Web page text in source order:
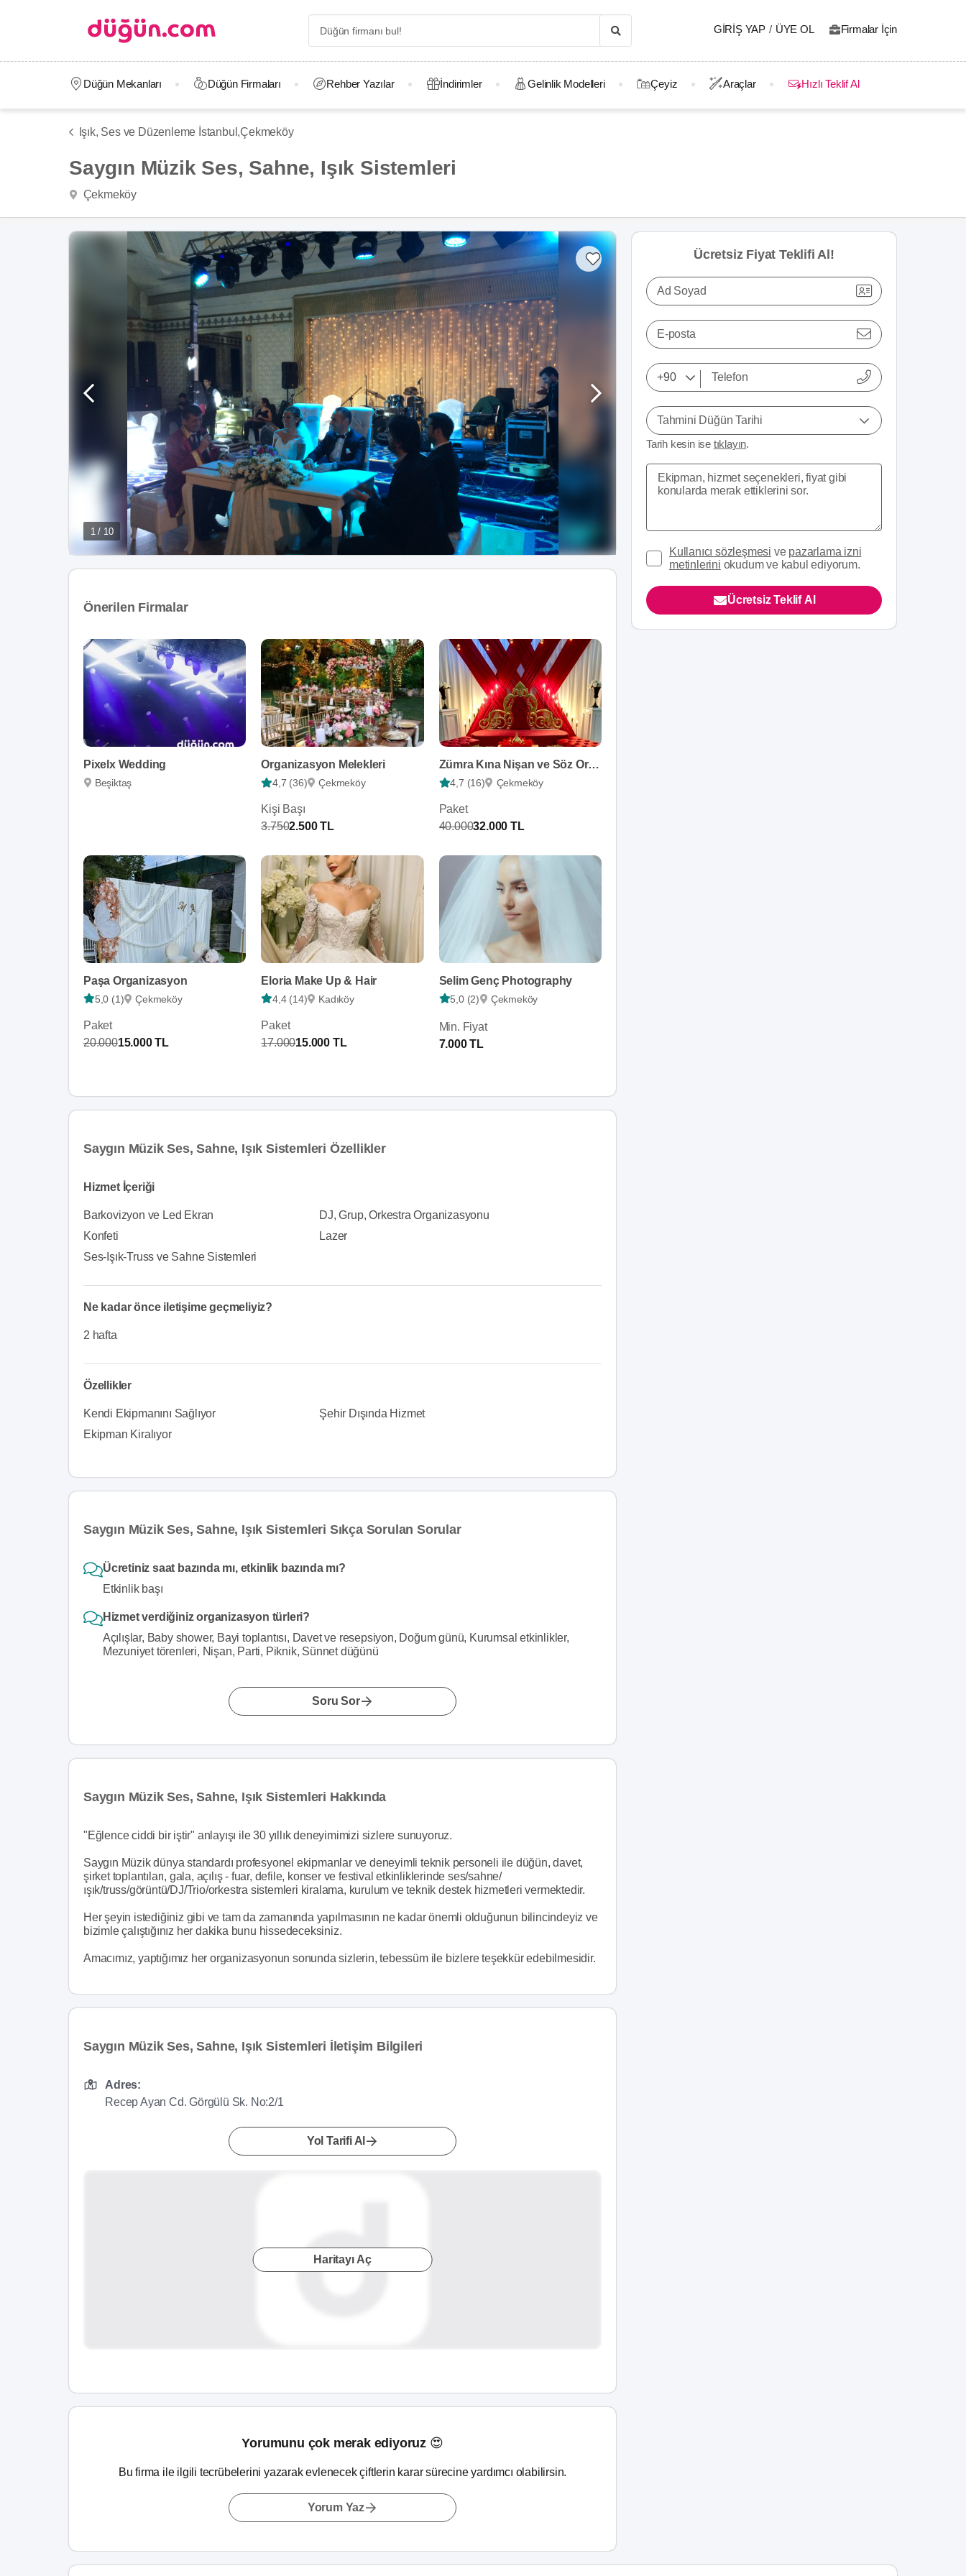
GIRIŞ YAP / ÜYE OL Firmalar İçin
Düğün Mekanları Düğün Firmaları Rehber Yazılar İndirimler Gelinlik Modelleri Çeyiz Araçlar Hızlı Teklif Al
Işık, Ses ve Düzenleme İstanbul,Çekmeköy
Saygın Müzik Ses, Sahne, Işık Sistemleri
Çekmeköy
1 / 10
Önerilen Firmalar
Pixelx Wedding
Beşiktaş
Organizasyon Melekleri
4,7 (36) Çekmeköy
Kişi Başı
3.7502.500 TL
Zümra Kına Nişan ve Söz Organizasyon
4,7 (16) Çekmeköy
Paket
40.00032.000 TL
Paşa Organizasyon
5,0 (1) Çekmeköy
Paket
20.00015.000 TL
Eloria Make Up & Hair
4,4 (14) Kadıköy
Paket
17.00015.000 TL
Selim Genç Photography
5,0 (2) Çekmeköy
Min. Fiyat
7.000 TL
Saygın Müzik Ses, Sahne, Işık Sistemleri Özellikler
Hizmet İçeriği
Barkovizyon ve Led Ekran
DJ, Grup, Orkestra Organizasyonu
Konfeti
Lazer
Ses-Işık-Truss ve Sahne Sistemleri
Ne kadar önce iletişime geçmeliyiz?
2 hafta
Özellikler
Kendi Ekipmanını Sağlıyor
Şehir Dışında Hizmet
Ekipman Kiralıyor
Saygın Müzik Ses, Sahne, Işık Sistemleri Sıkça Sorulan Sorular
Ücretiniz saat bazında mı, etkinlik bazında mı?
Etkinlik başı
Hizmet verdiğiniz organizasyon türleri?
Açılışlar, Baby shower, Bayi toplantısı, Davet ve resepsiyon, Doğum günü, Kurumsal etkinlikler,
Mezuniyet törenleri, Nişan, Parti, Piknik, Sünnet düğünü
Soru Sor
Saygın Müzik Ses, Sahne, Işık Sistemleri Hakkında
"Eğlence ciddi bir iştir" anlayışı ile 30 yıllık deneyimimizi sizlere sunuyoruz.
Saygın Müzik dünya standardı profesyonel ekipmanlar ve deneyimli teknik personeli ile düğün, davet,
şirket toplantıları, gala, açılış - fuar, defile, konser ve festival etkinliklerinde ses/sahne/
ışık/truss/görüntü/DJ/Trio/orkestra sistemleri kiralama, kurulum ve teknik destek hizmetleri vermektedir.
Her şeyin istediğiniz gibi ve tam da zamanında yapılmasının ne kadar önemli olduğunun bilincindeyiz ve
bizimle çalıştığınız her dakika bunu hissedeceksiniz.
Amacımız, yaptığımız her organizasyonun sonunda sizlerin, tebessüm ile bizlere teşekkür edebilmesidir.
Saygın Müzik Ses, Sahne, Işık Sistemleri İletişim Bilgileri
Adres:
Recep Ayan Cd. Görgülü Sk. No:2/1
Yol Tarifi Al
Haritayı Aç
Yorumunu çok merak ediyoruz 😍
Bu firma ile ilgili tecrübelerini yazarak evlenecek çiftlerin karar sürecine yardımcı olabilirsin.
Yorum Yaz
Ücretsiz Fiyat Teklifi Al!
Ad Soyad
E-posta
Tahmini Düğün Tarihi
Tarih kesin ise tıklayın.
Kullanıcı sözleşmesi ve pazarlama izni
metinlerini okudum ve kabul ediyorum.
Ücretsiz Teklif Al